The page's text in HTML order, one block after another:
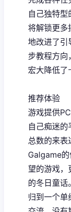
自己独特
将解锁更多
地改进了引
步教程方向
宏大降低了
推荐体验
游戏提供
自己痴迷的
总数的来表
Galgame
望的游戏，
的冬日童话
归到一个单